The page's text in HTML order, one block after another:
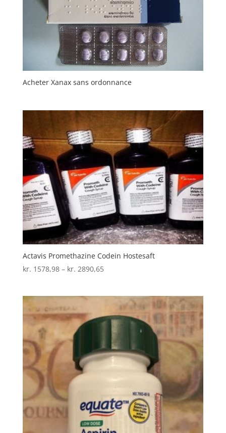
Acheter Xanax sans ordonnance
Actavis Promethazine Codein Hostesaft
kr. 1578,98 – kr. 2890,65Prisinterval:
kr. 2890,65